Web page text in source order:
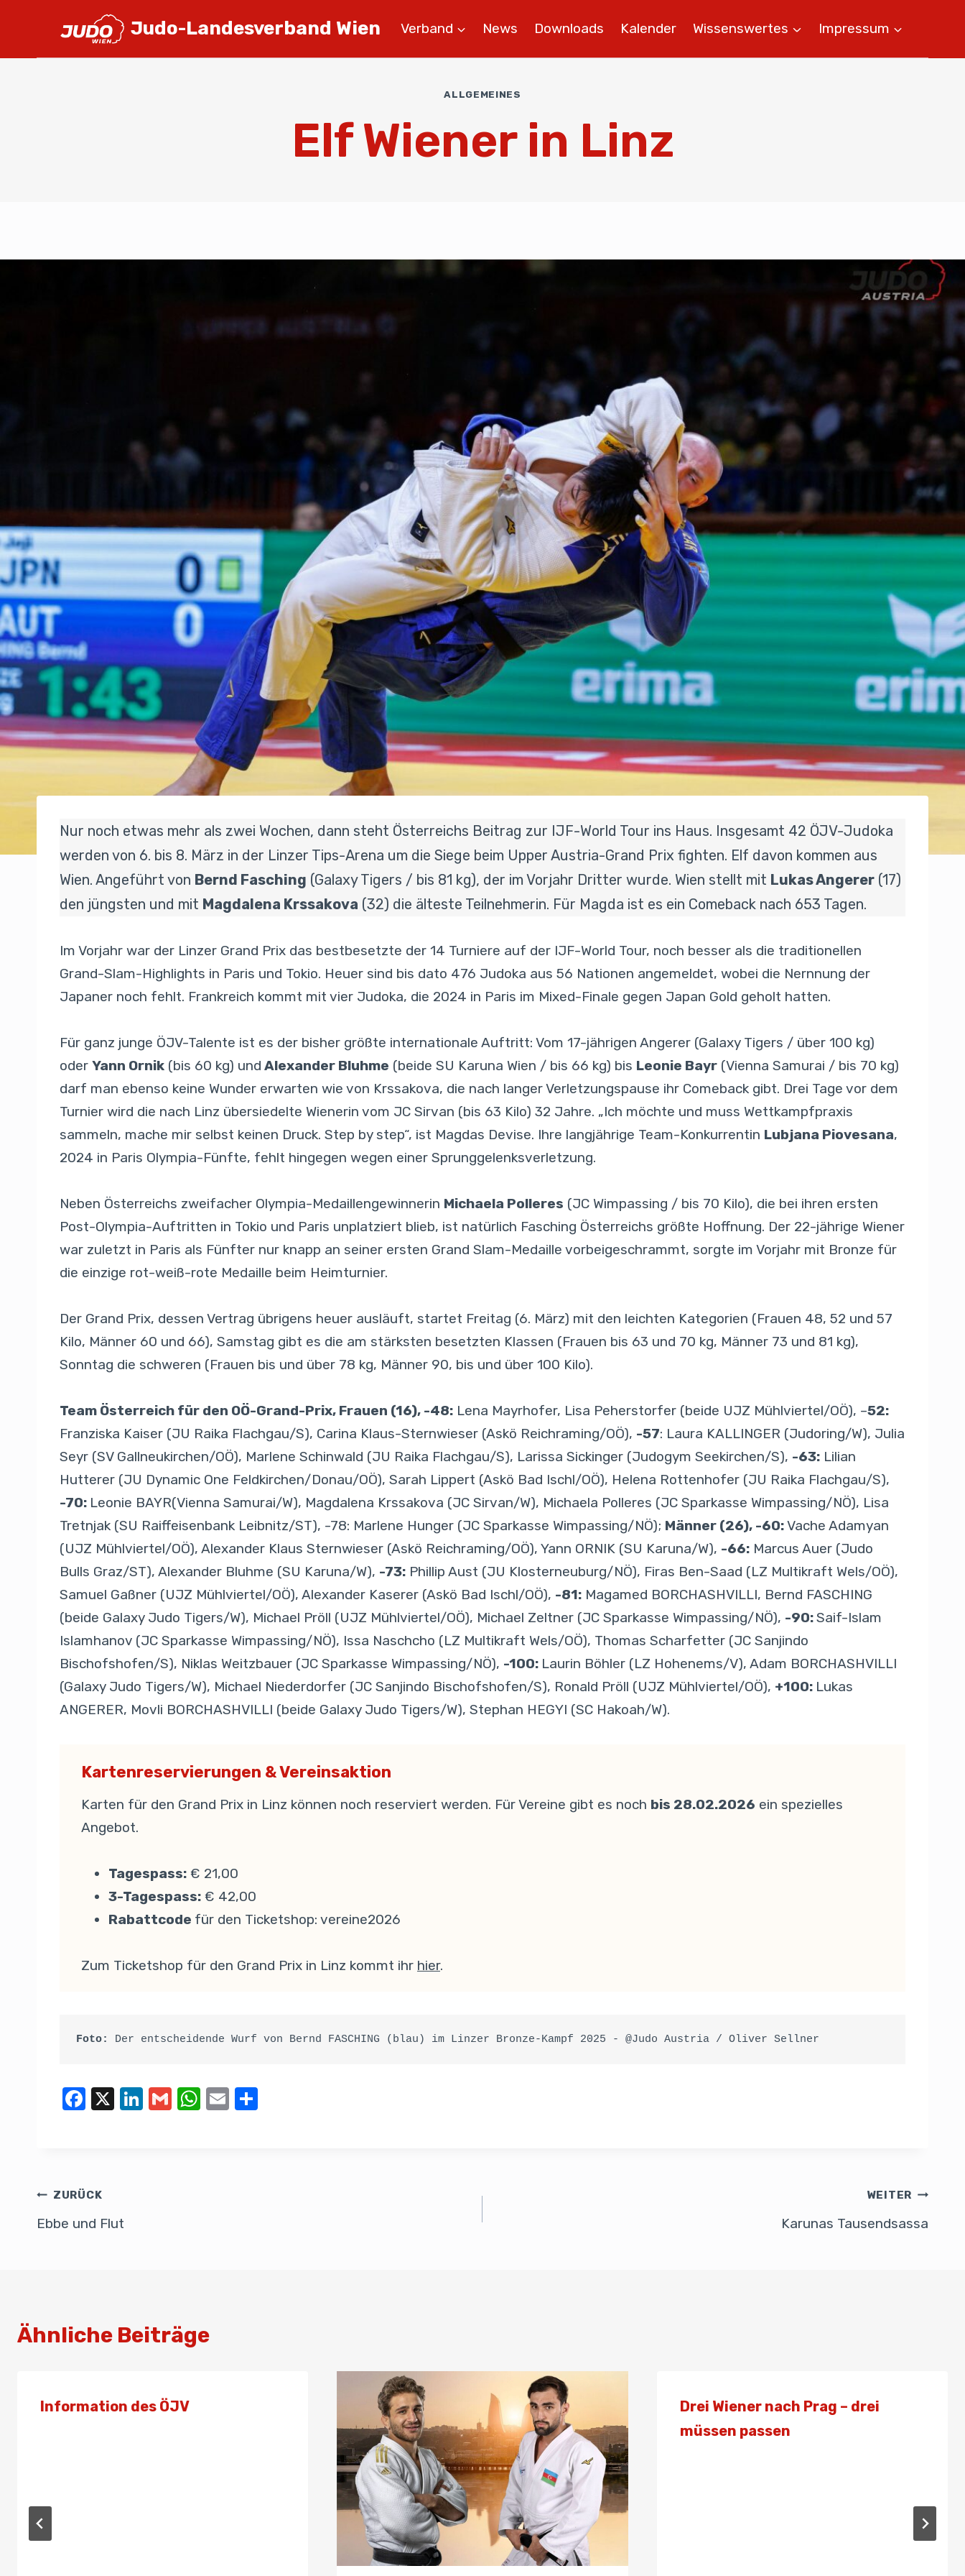
Judo-Landesverband Wien Verband News Downloads Kalender Wissenswertes Impressum
ALLGEMEINES
Elf Wiener in Linz
Nur noch etwas mehr als zwei Wochen, dann steht Österreichs Beitrag zur IJF-World Tour ins Haus. Insgesamt 42 ÖJV-Judoka
werden von 6. bis 8. März in der Linzer Tips-Arena um die Siege beim Upper Austria-Grand Prix fighten. Elf davon kommen aus
Wien. Angeführt von Bernd Fasching (Galaxy Tigers / bis 81 kg), der im Vorjahr Dritter wurde. Wien stellt mit Lukas Angerer (17)
den jüngsten und mit Magdalena Krssakova (32) die älteste Teilnehmerin. Für Magda ist es ein Comeback nach 653 Tagen.
Im Vorjahr war der Linzer Grand Prix das bestbesetzte der 14 Turniere auf der IJF-World Tour, noch besser als die traditionellen
Grand-Slam-Highlights in Paris und Tokio. Heuer sind bis dato 476 Judoka aus 56 Nationen angemeldet, wobei die Nernnung der
Japaner noch fehlt. Frankreich kommt mit vier Judoka, die 2024 in Paris im Mixed-Finale gegen Japan Gold geholt hatten.
Für ganz junge ÖJV-Talente ist es der bisher größte internationale Auftritt: Vom 17-jährigen Angerer (Galaxy Tigers / über 100 kg)
oder Yann Ornik (bis 60 kg) und Alexander Bluhme (beide SU Karuna Wien / bis 66 kg) bis Leonie Bayr (Vienna Samurai / bis 70 kg)
darf man ebenso keine Wunder erwarten wie von Krssakova, die nach langer Verletzungspause ihr Comeback gibt. Drei Tage vor dem
Turnier wird die nach Linz übersiedelte Wienerin vom JC Sirvan (bis 63 Kilo) 32 Jahre. „Ich möchte und muss Wettkampfpraxis
sammeln, mache mir selbst keinen Druck. Step by step“, ist Magdas Devise. Ihre langjährige Team-Konkurrentin Lubjana Piovesana,
2024 in Paris Olympia-Fünfte, fehlt hingegen wegen einer Sprunggelenksverletzung.
Neben Österreichs zweifacher Olympia-Medaillengewinnerin Michaela Polleres (JC Wimpassing / bis 70 Kilo), die bei ihren ersten
Post-Olympia-Auftritten in Tokio und Paris unplatziert blieb, ist natürlich Fasching Österreichs größte Hoffnung. Der 22-jährige Wiener
war zuletzt in Paris als Fünfter nur knapp an seiner ersten Grand Slam-Medaille vorbeigeschrammt, sorgte im Vorjahr mit Bronze für
die einzige rot-weiß-rote Medaille beim Heimturnier.
Der Grand Prix, dessen Vertrag übrigens heuer ausläuft, startet Freitag (6. März) mit den leichten Kategorien (Frauen 48, 52 und 57
Kilo, Männer 60 und 66), Samstag gibt es die am stärksten besetzten Klassen (Frauen bis 63 und 70 kg, Männer 73 und 81 kg),
Sonntag die schweren (Frauen bis und über 78 kg, Männer 90, bis und über 100 Kilo).
Team Österreich für den OÖ-Grand-Prix, Frauen (16), -48: Lena Mayrhofer, Lisa Peherstorfer (beide UJZ Mühlviertel/OÖ), –52:
Franziska Kaiser (JU Raika Flachgau/S), Carina Klaus-Sternwieser (Askö Reichraming/OÖ), -57: Laura KALLINGER (Judoring/W), Julia
Seyr (SV Gallneukirchen/OÖ), Marlene Schinwald (JU Raika Flachgau/S), Larissa Sickinger (Judogym Seekirchen/S), -63: Lilian
Hutterer (JU Dynamic One Feldkirchen/Donau/OÖ), Sarah Lippert (Askö Bad Ischl/OÖ), Helena Rottenhofer (JU Raika Flachgau/S),
-70: Leonie BAYR(Vienna Samurai/W), Magdalena Krssakova (JC Sirvan/W), Michaela Polleres (JC Sparkasse Wimpassing/NÖ), Lisa
Tretnjak (SU Raiffeisenbank Leibnitz/ST), -78: Marlene Hunger (JC Sparkasse Wimpassing/NÖ); Männer (26), -60:Vache Adamyan
(UJZ Mühlviertel/OÖ), Alexander Klaus Sternwieser (Askö Reichraming/OÖ), Yann ORNIK (SU Karuna/W), -66: Marcus Auer (Judo
Bulls Graz/ST), Alexander Bluhme (SU Karuna/W), -73: Phillip Aust (JU Klosterneuburg/NÖ), Firas Ben-Saad (LZ Multikraft Wels/OÖ),
Samuel Gaßner (UJZ Mühlviertel/OÖ), Alexander Kaserer (Askö Bad Ischl/OÖ), -81: Magamed BORCHASHVILLI, Bernd FASCHING
(beide Galaxy Judo Tigers/W), Michael Pröll (UJZ Mühlviertel/OÖ), Michael Zeltner (JC Sparkasse Wimpassing/NÖ), -90:Saif-Islam
Islamhanov (JC Sparkasse Wimpassing/NÖ), Issa Naschcho (LZ Multikraft Wels/OÖ), Thomas Scharfetter (JC Sanjindo
Bischofshofen/S), Niklas Weitzbauer (JC Sparkasse Wimpassing/NÖ), -100: Laurin Böhler (LZ Hohenems/V), Adam BORCHASHVILLI
(Galaxy Judo Tigers/W), Michael Niederdorfer (JC Sanjindo Bischofshofen/S), Ronald Pröll (UJZ Mühlviertel/OÖ), +100: Lukas
ANGERER, Movli BORCHASHVILLI (beide Galaxy Judo Tigers/W), Stephan HEGYI (SC Hakoah/W).
Kartenreservierungen & Vereinsaktion
Karten für den Grand Prix in Linz können noch reserviert werden. Für Vereine gibt es noch bis 28.02.2026 ein spezielles
Angebot.
Tagespass: € 21,00
3-Tagespass: € 42,00
Rabattcode für den Ticketshop: vereine2026
Zum Ticketshop für den Grand Prix in Linz kommt ihr hier.
Foto: Der entscheidende Wurf von Bernd FASCHING (blau) im Linzer Bronze-Kampf 2025 - @Judo Austria / Oliver Sellner
F
b
o
o
X
Li
G
W
E
ZURÜCK
Ebbe und Flut
WEITER
Karunas Tausendsassa
Ähnliche Beiträge
Information des ÖJV
Drei Wiener nach Prag – drei
müssen passen